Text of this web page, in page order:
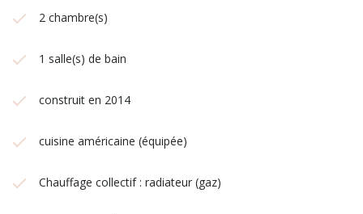
2 chambre(s)
1 salle(s) de bain
construit en 2014
cuisine américaine (équipée)
Chauffage collectif : radiateur (gaz)